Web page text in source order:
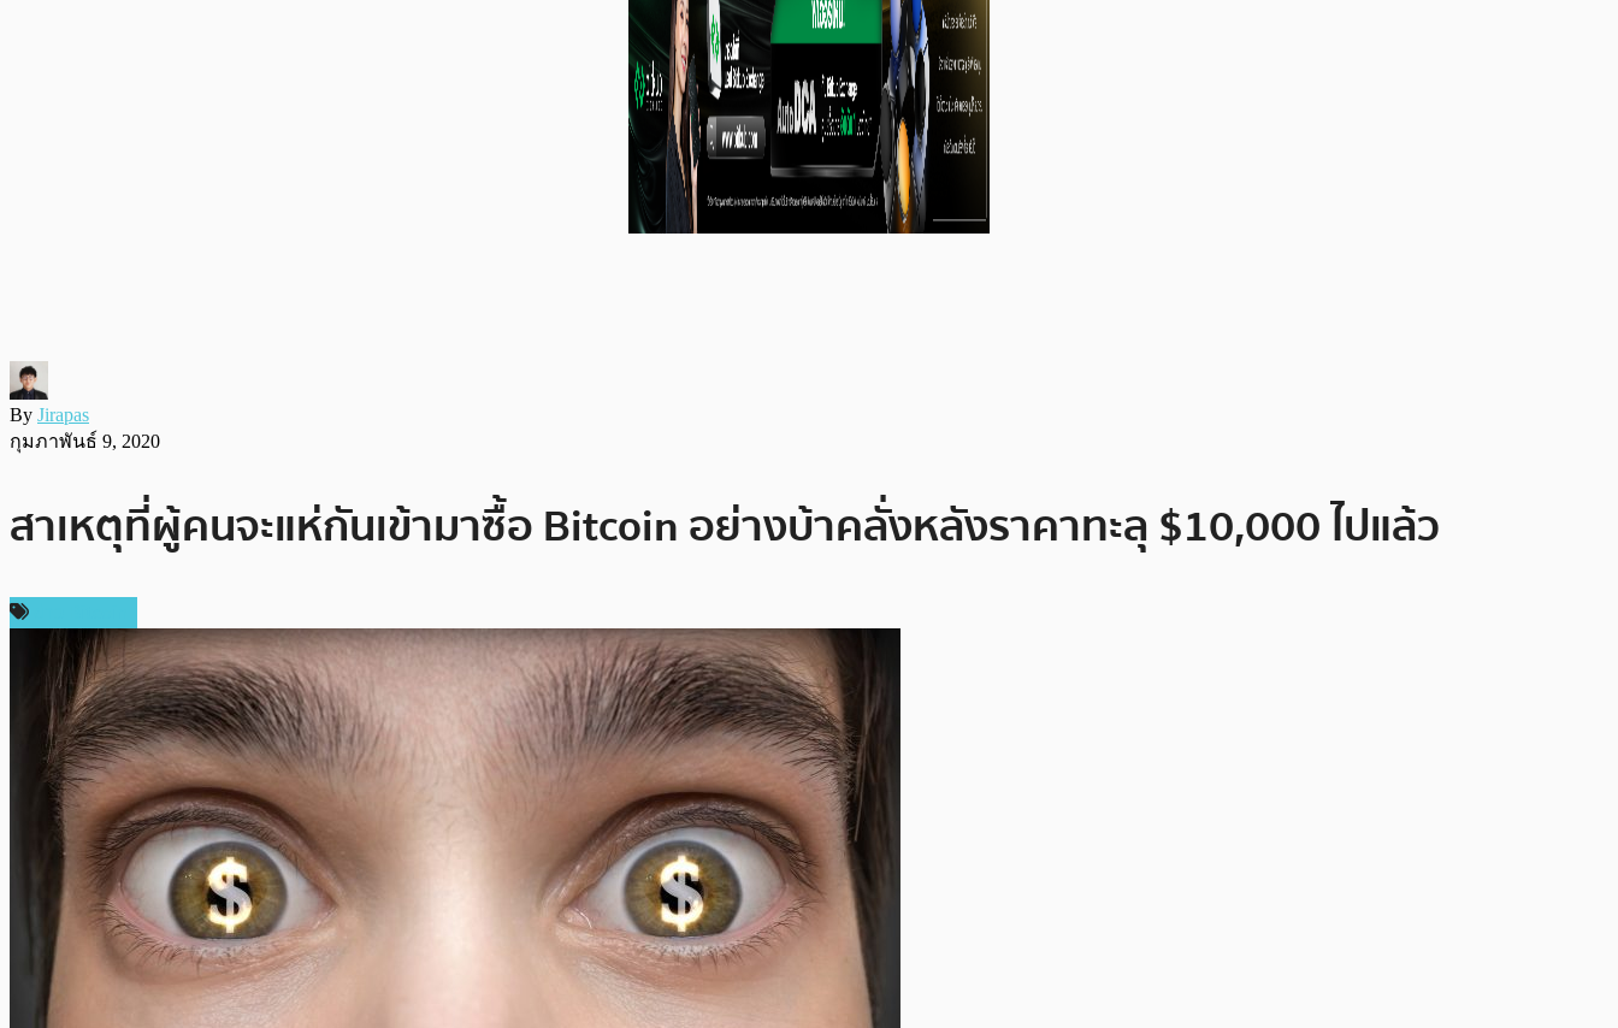
By Jirapas
กุมภาพันธ์ 9, 2020
สาเหตุที่ผู้คนจะแห่กันเข้ามาซื้อ Bitcoin อย่างบ้าคลั่งหลังราคาทะลุ $10,000 ไปแล้ว